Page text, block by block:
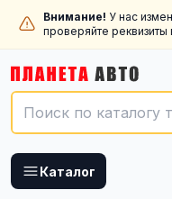
Внимание! У нас
проверяйте
Каталог